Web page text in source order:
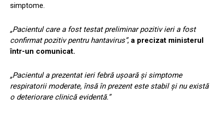
simptome.
„Pacientul care a fost testat preliminar pozitiv ieri a fost
confirmat pozitiv pentru hantavirus”, a precizat ministerul
într-un comunicat.
„Pacientul a prezentat ieri febră ușoară și simptome
respiratorii moderate, însă în prezent este stabil și nu există
o deteriorare clinică evidentă.”